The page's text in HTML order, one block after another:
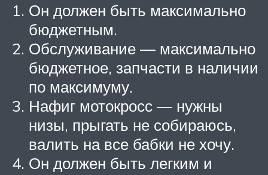
Он должен быть максимально
бюджетным.
Обслуживание — максимально
бюджетное, запчасти в наличии
по максимуму.
Нафиг мотокросс — нужны
низы, прыгать не собираюсь,
валить на все бабки не хочу.
Он должен быть легким и